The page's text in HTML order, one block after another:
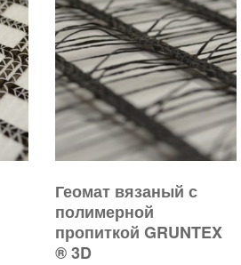
Геомат вязаный с
полимерной
пропиткой GRUNTEX
® 3D